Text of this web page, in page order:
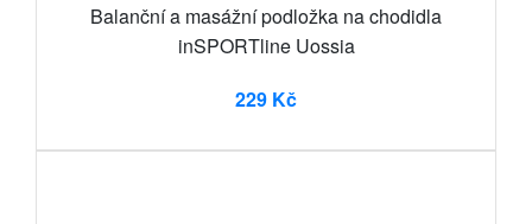
Balanční a masážní podložka na chodidla
inSPORTline Uossia
229 Kč